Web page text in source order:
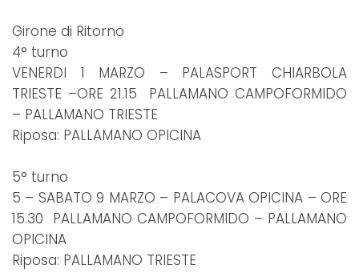
Girone di Ritorno
4° turno
VENERDI 1 MARZO – PALASPORT CHIARBOLA
TRIESTE –ORE 21.15 PALLAMANO CAMPOFORMIDO
– PALLAMANO TRIESTE
Riposa: PALLAMANO OPICINA
5° turno
5 – SABATO 9 MARZO – PALACOVA OPICINA – ORE
15.30 PALLAMANO CAMPOFORMIDO – PALLAMANO
OPICINA
Riposa: PALLAMANO TRIESTE